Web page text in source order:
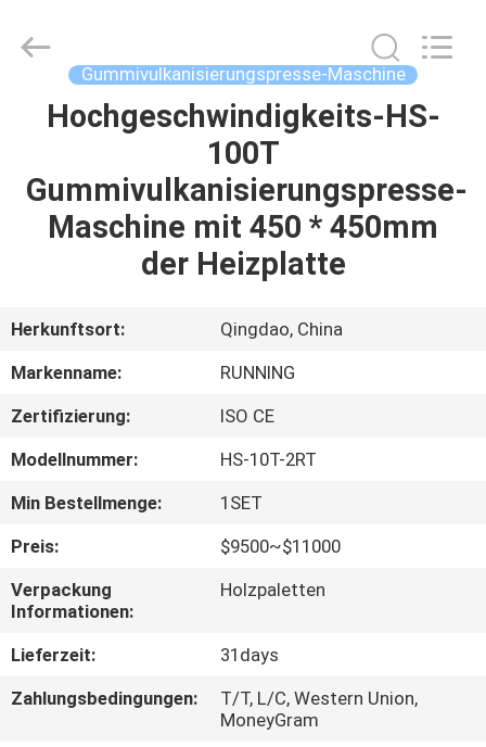
HAUS
PRODUKTE
FABRIK-
QUALITÄTSKONTROLLE
TRETEN
SIE
MIT
UNS
IN
VERBINDUNG
CO.,LTD.
Gummivulkanisierungspresse-Maschine
Hochgeschwindigkeits-HS-
100T
Gummivulkanisierungspresse-
Maschine mit 450 * 450mm
der Heizplatte
Herkunftsort:
Qingdao, China
Markenname:
RUNNING
Zertifizierung:
ISO CE
Modellnummer:
HS-10T-2RT
Min Bestellmenge:
1SET
Preis:
$9500~$11000
Verpackung
Informationen:
Holzpaletten
Lieferzeit:
31days
Zahlungsbedingungen:
T/T, L/C, Western Union,
MoneyGram